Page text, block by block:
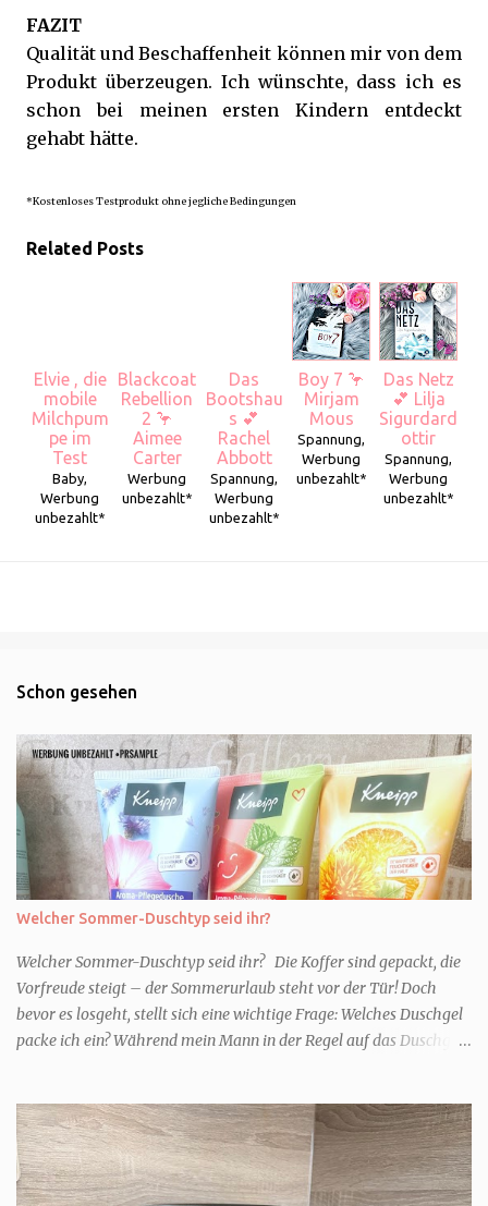
FAZIT
Qualität und Beschaffenheit können mir von dem
Produkt überzeugen. Ich wünschte, dass ich es
schon bei meinen ersten Kindern entdeckt
gehabt hätte.
*Kostenloses Testprodukt ohne jegliche Bedingungen
Related Posts
Elvie , die
mobile
Milchpum
pe im
Test
Baby,
Werbung
unbezahlt*
Blackcoat
Rebellion
2 🦩
Aimee
Carter
Werbung
unbezahlt*
Das
Bootshau
s 💕
Rachel
Abbott
Spannung,
Werbung
unbezahlt*
Boy 7 🦩
Mirjam
Mous
Spannung,
Werbung
unbezahlt*
Das Netz
💕 Lilja
Sigurdard
ottir
Spannung,
Werbung
unbezahlt*
Schon gesehen
Welcher Sommer-Duschtyp seid ihr?
Welcher Sommer-Duschtyp seid ihr? Die Koffer sind gepackt, die
Vorfreude steigt – der Sommerurlaub steht vor der Tür! Doch
bevor es losgeht, stellt sich eine wichtige Frage: Welches Duschgel
packe ich ein? Während mein Mann in der Regel auf das Duschgel
Urlaub Entspannung und Wellness. Falls ihr ähnlich denkt, lasst
uns doch herausfinden, welcher Duschtyp ihr seid. TYP
GENIESSER Egal, ob Strand oder Städtetrip - für euch gehört
gutes Essen, ein guter Wein oder Cocktail, vielleicht ein gutes Buch